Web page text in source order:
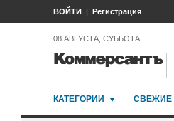
ВОЙТИ Регистрация
08 АВГУСТА, СУББОТА
КАТЕГОРИИ СВЕЖИЕ